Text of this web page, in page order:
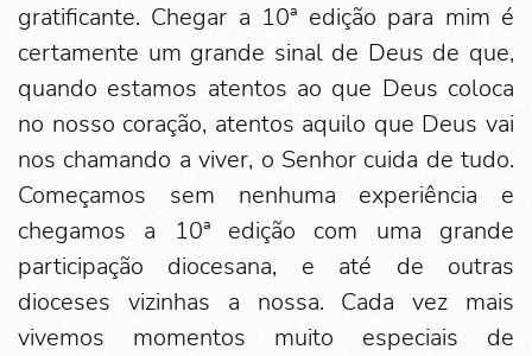
gratificante. Chegar a 10ª edição para mim é
certamente um grande sinal de Deus de que,
quando estamos atentos ao que Deus coloca
no nosso coração, atentos aquilo que Deus vai
nos chamando a viver, o Senhor cuida de tudo.
Começamos sem nenhuma experiência e
chegamos a 10ª edição com uma grande
participação diocesana, e até de outras
dioceses vizinhas a nossa. Cada vez mais
vivemos momentos muito especiais de